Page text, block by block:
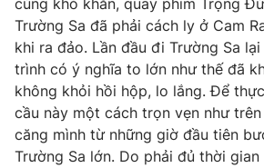
cùng khó khăn, quay phim Trọng
Trường Sa đã phải cách ly ở Cam
khi ra đảo. Lần đầu đi Trường Sa
trình có ý nghĩa to lớn như thế đã
không khỏi hồi hộp, lo lắng. Để
cầu này một cách trọn vẹn như
căng mình từ những giờ đầu tiên
Trường Sa lớn. Do phải đủ thời